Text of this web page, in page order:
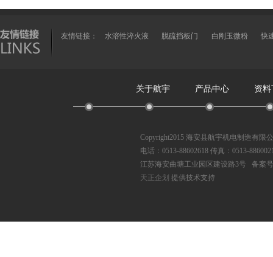
友情链接： 水溶性淬火液 脱硫挡板门 白刚玉微粉 快
关于航宇 产品中心 资料
Copyright2015 海安县航宇机电制造有限
电话：0513-88602618 传真：0513-
江苏海安曲塘工业园区建设路3号 备案
天正企划 提供技术支持